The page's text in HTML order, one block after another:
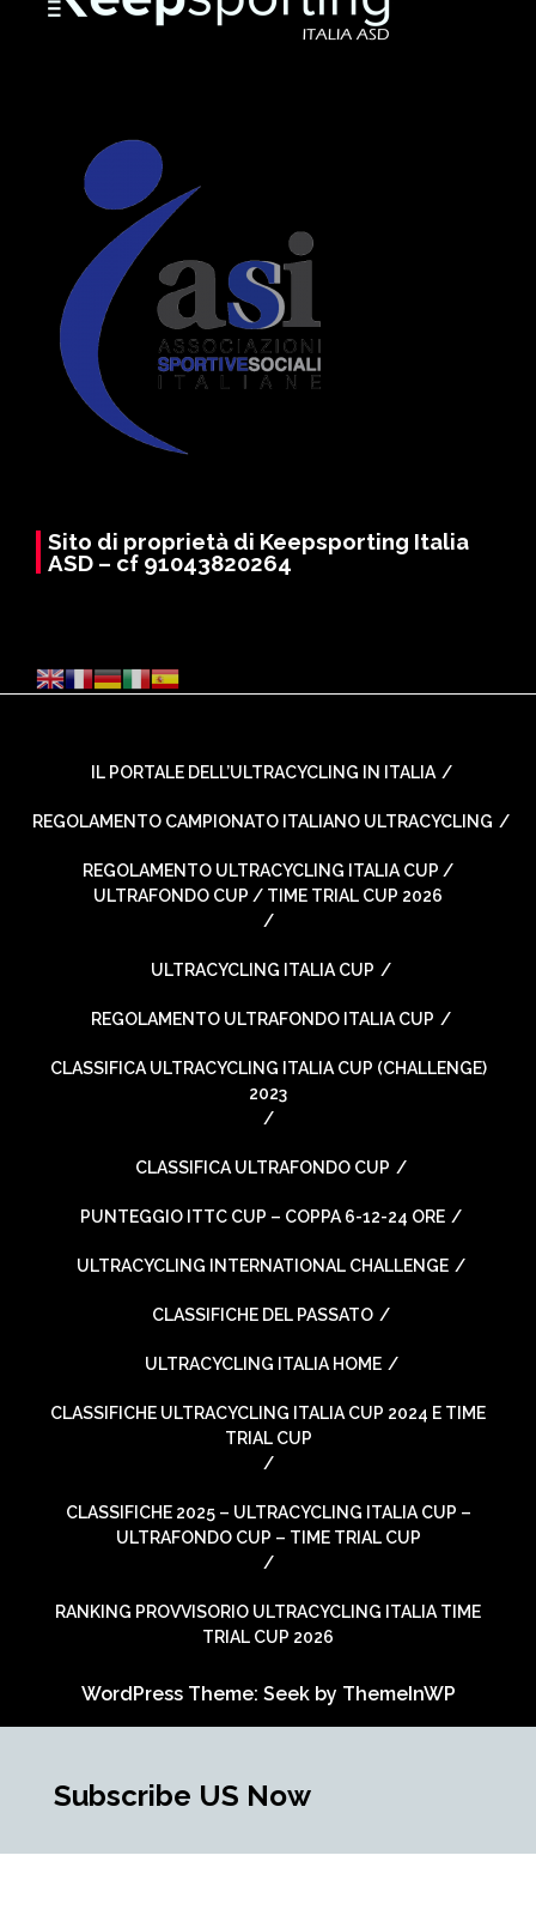
Sito di proprietà di Keepsporting Italia
ASD – cf 91043820264
IL PORTALE DELL’ULTRACYCLING IN ITALIA
REGOLAMENTO CAMPIONATO ITALIANO ULTRACYCLING
REGOLAMENTO ULTRACYCLING ITALIA CUP /
ULTRAFONDO CUP / TIME TRIAL CUP 2026
ULTRACYCLING ITALIA CUP
REGOLAMENTO ULTRAFONDO ITALIA CUP
CLASSIFICA ULTRACYCLING ITALIA CUP (CHALLENGE)
2023
CLASSIFICA ULTRAFONDO CUP
PUNTEGGIO ITTC CUP – COPPA 6-12-24 ORE
ULTRACYCLING INTERNATIONAL CHALLENGE
CLASSIFICHE DEL PASSATO
ULTRACYCLING ITALIA HOME
CLASSIFICHE ULTRACYCLING ITALIA CUP 2024 E TIME
TRIAL CUP
CLASSIFICHE 2025 – ULTRACYCLING ITALIA CUP –
ULTRAFONDO CUP – TIME TRIAL CUP
RANKING PROVVISORIO ULTRACYCLING ITALIA TIME
TRIAL CUP 2026
WordPress Theme: Seek by ThemeInWP
Subscribe US Now